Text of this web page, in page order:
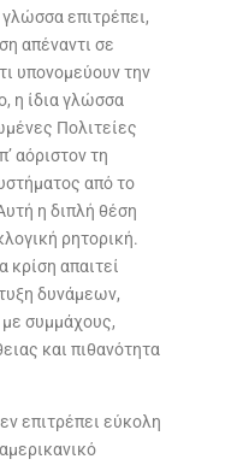
επιτρέπει,
απέναντι σε
υπονομεύουν την
η ίδια γλώσσα
Πολιτείες
αόριστον τη
από το
η διπλή θέση
ρητορική.
κρίση απαιτεί
δυνάμεων,
συμμάχους,
και πιθανότητα
επιτρέπει εύκολη